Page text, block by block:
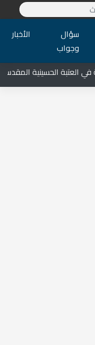
سؤال
وجواب
الأخبار
العتبة الحسينية المقدسة